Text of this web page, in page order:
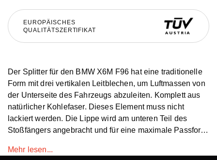
EUROPÄISCHES
QUALITÄTSZERTIFIKAT
Der Splitter für den BMW X6M F96 hat eine traditionelle
Form mit drei vertikalen Leitblechen, um Luftmassen von
der Unterseite des Fahrzeugs abzuleiten. Komplett aus
natürlicher Kohlefaser. Dieses Element muss nicht
lackiert werden. Die Lippe wird am unteren Teil des
Stoßfängers angebracht und für eine maximale Passform
Splitter das Exterieur und die Aerodynamik des Autos,
Mehr lesen...